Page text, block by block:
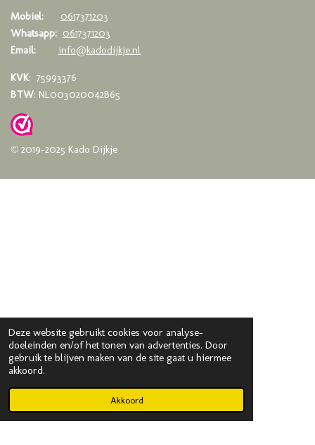
Deze website gebruikt cookies voor analyse-
doeleinden en/of het tonen van advertenties. Door
gebruik te blijven maken van de site gaat u hiermee
akkoord.
Akkoord
Mobiel:
0617371203
Whatsapp: 0617371203
Email:
info@kadodijkje.nl
KVK: 75993376
BTW: NL003020042B65
© 2019-2025 Kado Dijkje